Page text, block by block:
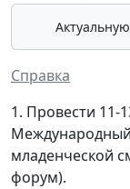
Справка
1. Провести 11-
младенческой
форум).